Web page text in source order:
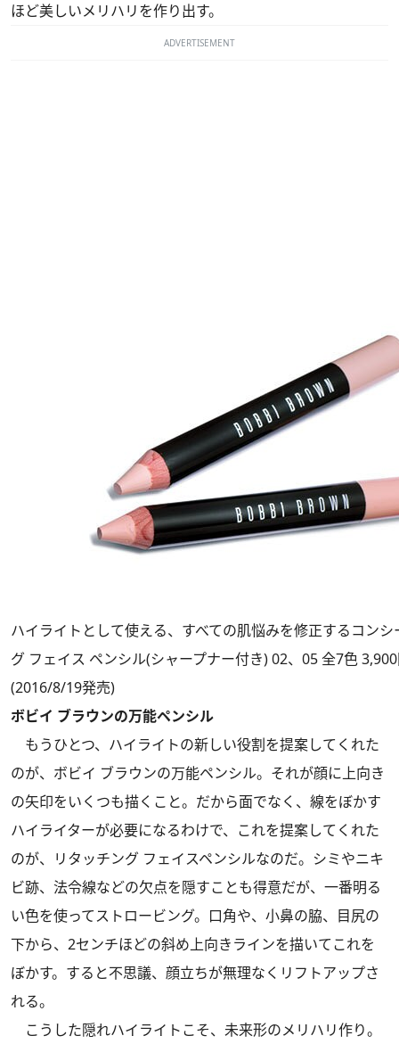
ほど美しいメリハリを作り出す。
ADVERTISEMENT
ハイライトとして使える、すべての肌悩みを修正するコン
グ フェイス ペンシル(シャープナー付き) 02、05 全7色
(2016/8/19発売)
ボビイ ブラウンの万能ペンシル
もうひとつ、ハイライトの新しい役割を提案してくれた
のが、ボビイ ブラウンの万能ペンシル。それが顔に上向き
の矢印をいくつも描くこと。だから面でなく、線をぼかす
ハイライターが必要になるわけで、これを提案してくれた
のが、リタッチング フェイスペンシルなのだ。シミやニキ
ビ跡、法令線などの欠点を隠すことも得意だが、一番明る
い色を使ってストロービング。口角や、小鼻の脇、目尻の
下から、2センチほどの斜め上向きラインを描いてこれを
ぼかす。すると不思議、顔立ちが無理なくリフトアップさ
れる。
こうした隠れハイライトこそ、未来形のメリハリ作り。